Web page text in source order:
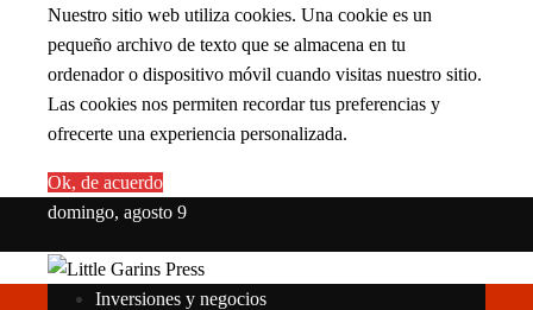
Nuestro sitio web utiliza cookies. Una cookie es un
pequeño archivo de texto que se almacena en tu
ordenador o dispositivo móvil cuando visitas nuestro sitio.
Las cookies nos permiten recordar tus preferencias y
ofrecerte una experiencia personalizada.
Ok, de acuerdo
domingo, agosto 9
Inversiones y negocios